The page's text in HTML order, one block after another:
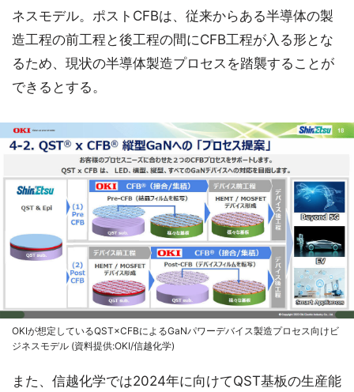
ネスモデル。ポストCFBは、従来からある半導体の製
造工程の前工程と後工程の間にCFB工程が入る形とな
るため、現状の半導体製造プロセスを踏襲することが
できるとする。
OKIが想定しているQST×CFBによるGaNパワーデバイス製造プロセス向けビ
ジネスモデル (資料提供:OKI/信越化学)
また、信越化学では2024年に向けてQST基板の生産能